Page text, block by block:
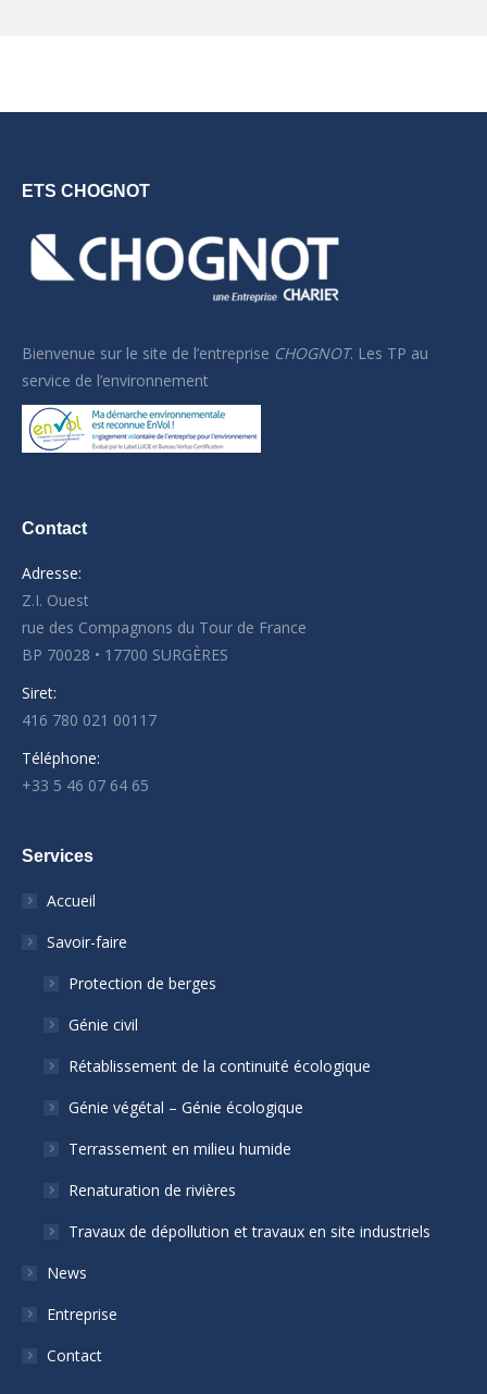
ETS CHOGNOT
Bienvenue sur le site de l’entreprise CHOGNOT. Les TP au
service de l’environnement
Contact
Adresse:
Z.I. Ouest
rue des Compagnons du Tour de France
BP 70028 • 17700 SURGÈRES
Siret:
416 780 021 00117
Téléphone:
+33 5 46 07 64 65
Services
Accueil
Savoir-faire
Protection de berges
Génie civil
Rétablissement de la continuité écologique
Génie végétal – Génie écologique
Terrassement en milieu humide
Renaturation de rivières
Travaux de dépollution et travaux en site industriels
News
Entreprise
Contact